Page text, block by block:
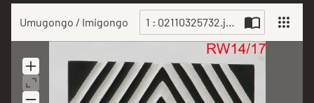
Umugongo / Imigongo 1 : 02110325732.jpg
Scan